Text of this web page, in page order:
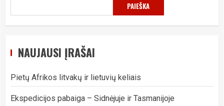
PAIEŠKA
NAUJAUSI ĮRAŠAI
Pietų Afrikos litvakų ir lietuvių keliais
Ekspedicijos pabaiga – Sidnėjuje ir Tasmanijoje